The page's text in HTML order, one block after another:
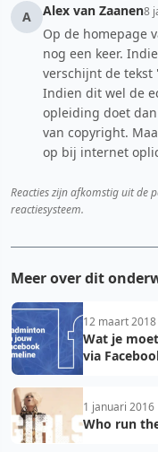
A
Alex van Zaanen8
Op de homepage
nog een keer.
verschijnt de
Indien dit wel de
opleiding doet
van copyright.
op bij internet
Reacties zijn afkomstig uit de
reactiesysteem.
Meer over dit
12 maart 2018
Wat je
via
1 januari 2016
Who run